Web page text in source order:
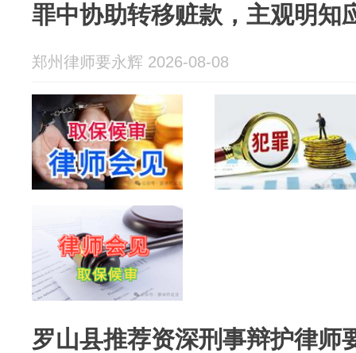
罪中协助转移赃款，主观明知
郑州律师要永辉 2026-08-08
罗山县推荐资深刑事辩护律师